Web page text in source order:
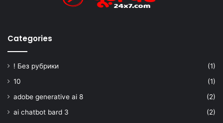
Categories
! Без рубрики
(1)
10
(1)
adobe generative ai 8
(2)
ai chatbot bard 3
(2)